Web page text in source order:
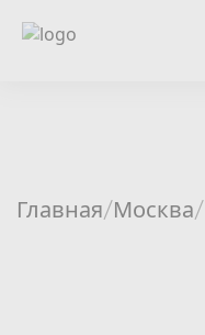
Теплосчетчики
Главная/Москва/